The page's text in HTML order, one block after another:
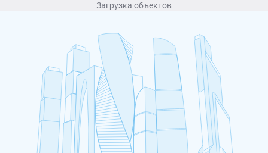
Загрузка объектов